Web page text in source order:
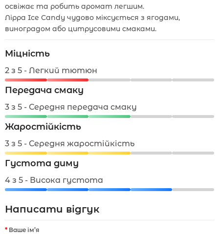
освіжає та робить аромат легшим.
Лірра Ice Candy чудово міксується з ягодами,
виноградом або цитрусовими смаками.
Міцність
2 з 5 - Легкий тютюн
Передача смаку
3 з 5 - Середня передача смаку
Жаростійкість
3 з 5 - Середня жаростійкість
Густота диму
4 з 5 - Висока густота
Написати відгук
Ваше ім’я